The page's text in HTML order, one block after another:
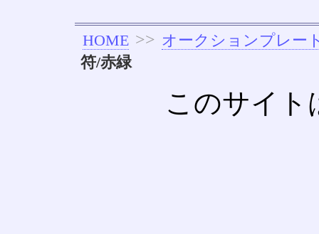
HOME >> オークションプレー
符/赤緑
このサイト